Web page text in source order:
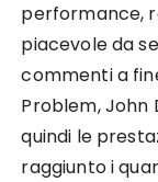
performance,
piacevole da
commenti a
Problem, John
quindi le
raggiunto i